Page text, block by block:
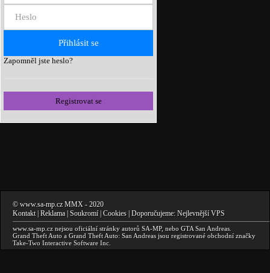
Zapomněl jste heslo?
Registrovat se
© www.sa-mp.cz MMX - 2020
Kontakt| Reklama | Soukromí| Cookies | Doporučujeme: Nejlevnější VPS
www.sa-mp.cz nejsou oficiální stránky autorů SA-MP, nebo GTA San Andreas
Grand Theft Auto a Grand Theft Auto: San Andreas jsou registrované obchodní značky
Take-Two Interactive Software Inc.